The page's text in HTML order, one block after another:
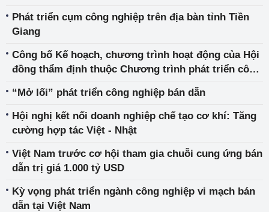
Phát triển cụm công nghiệp trên địa bàn tỉnh Tiền
Giang
Công bố Kế hoạch, chương trình hoạt động của Hội
đồng thẩm định thuộc Chương trình phát triển công
“Mở lối” phát triển công nghiệp bán dẫn
Hội nghị kết nối doanh nghiệp chế tạo cơ khí: Tăng
cường hợp tác Việt - Nhật
Việt Nam trước cơ hội tham gia chuỗi cung ứng bán
dẫn trị giá 1.000 tỷ USD
Kỳ vọng phát triển ngành công nghiệp vi mạch bán
dẫn tại Việt Nam